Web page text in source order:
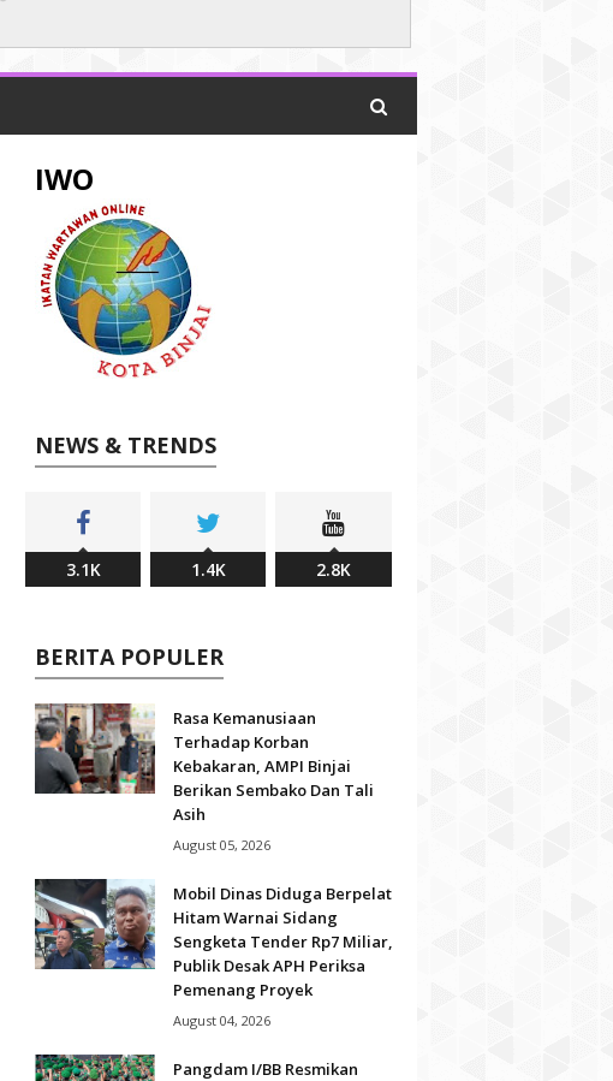
IWO
NEWS & TRENDS
3.1K 1.4K 2.8K
BERITA POPULER
Rasa Kemanusiaan
Terhadap Korban
Kebakaran, AMPI Binjai
Berikan Sembako Dan Tali
Asih
August 05, 2026
Mobil Dinas Diduga Berpelat
Hitam Warnai Sidang
Sengketa Tender Rp7 Miliar,
Publik Desak APH Periksa
Pemenang Proyek
August 04, 2026
Pangdam I/BB Resmikan